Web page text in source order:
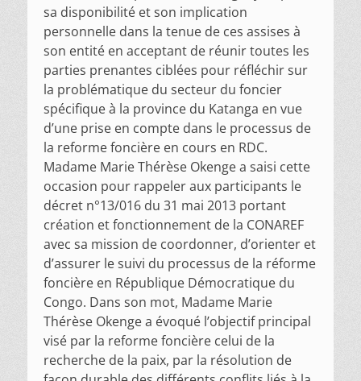
sa disponibilité et son implication
personnelle dans la tenue de ces assises à
son entité en acceptant de réunir toutes les
parties prenantes ciblées pour réfléchir sur
la problématique du secteur du foncier
spécifique à la province du Katanga en vue
d’une prise en compte dans le processus de
la reforme foncière en cours en RDC.
Madame Marie Thérèse Okenge a saisi cette
occasion pour rappeler aux participants le
décret n°13/016 du 31 mai 2013 portant
création et fonctionnement de la CONAREF
avec sa mission de coordonner, d’orienter et
d’assurer le suivi du processus de la réforme
foncière en République Démocratique du
Congo. Dans son mot, Madame Marie
Thérèse Okenge a évoqué l’objectif principal
visé par la reforme foncière celui de la
recherche de la paix, par la résolution de